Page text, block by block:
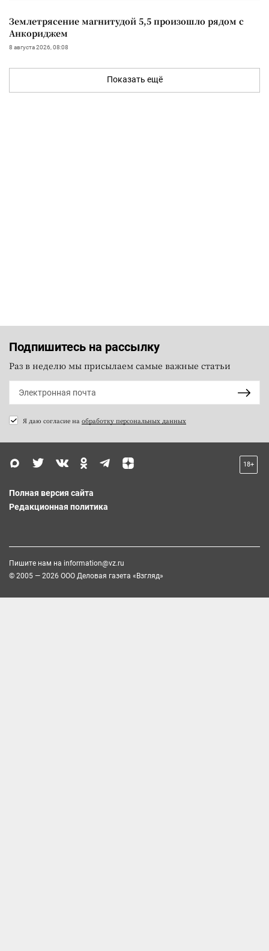
Землетрясение магнитудой 5,5 произошло рядом с
Анкориджем
8 августа 2026, 08:08
Показать ещё
Подпишитесь на рассылку
Раз в неделю мы присылаем самые важные статьи
Я даю согласие на обработку персональных данных
18+
Полная версия сайта
Редакционная политика
Пишите нам на information@vz.ru
© 2005 — 2026 ООО Деловая газета «Взгляд»